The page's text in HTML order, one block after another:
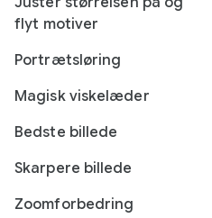
flyt motiver
Portrætsløring
Magisk viskelæder
Bedste billede
Skarpere billede
Zoomforbedring